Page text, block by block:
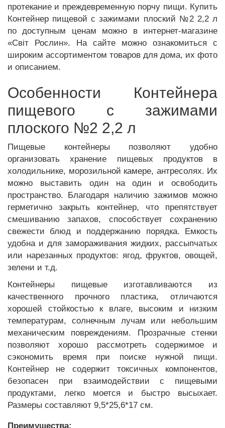
протекание и преждевременную порчу пищи. Купить
Контейнер пищевой с зажимами плоский №2 2,2 л
по доступным ценам можно в интернет-магазине
«Світ Рослин». На сайте можно ознакомиться с
широким ассортиментом товаров для дома, их фото
и описанием.
Особенности Контейнера
пищевого с зажимами
плоского №2 2,2 л
Пищевые контейнеры позволяют удобно
организовать хранение пищевых продуктов в
холодильнике, морозильной камере, антресолях. Их
можно выставить один на один и освободить
пространство. Благодаря наличию зажимов можно
герметично закрыть контейнер, что препятствует
смешиванию запахов, способствует сохранению
свежести блюд и поддержанию порядка. Емкость
удобна и для замораживания жидких, рассыпчатых
или нарезанных продуктов: ягод, фруктов, овощей,
зелени и т.д.
Контейнеры пищевые изготавливаются из
качественного прочного пластика, отличаются
хорошей стойкостью к влаге, высоким и низким
температурам, солнечным лучам или небольшим
механическим повреждениям. Прозрачные стенки
позволяют хорошо рассмотреть содержимое и
сэкономить время при поиске нужной пищи.
Контейнер не содержит токсичных компонентов,
безопасен при взаимодействии с пищевыми
продуктами, легко моется и быстро высыхает.
Размеры составляют 9,5*25,6*17 см.
Преимущества: